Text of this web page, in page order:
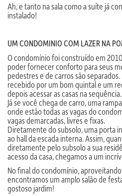
Ah, e tanto na sala como a suíte já
instalado!
UM CONDOMINIO COM LAZER NA
O condomínio foi construído em
poder fornecer conforto para seus
pedestres e de carros são
recebido por um bom quintal e um
depois acessar as casas na sequência.
Já se você chega de carro, uma
onde estão todas as vagas do
vagas demarcadas, livres e fixas.
Diretamente do subsolo, uma porta
ao hall da escada interna. Assim,
diretamente pelo subsolo a sua
acesso da casa, chegamos a um
No final do condomínio,
encontramos um amplo salão de
gostoso jardim!